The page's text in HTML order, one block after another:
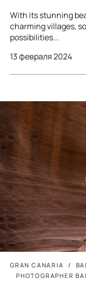
With its stunning
charming villages,
possibilities...
13 февраля 2024
GRAN CANARIA
PHOTOGRAPHER